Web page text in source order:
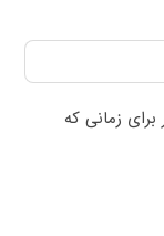
زمانی که